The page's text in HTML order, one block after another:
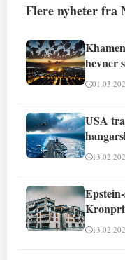
Flere nyheter fra
hevner
USA
involvert